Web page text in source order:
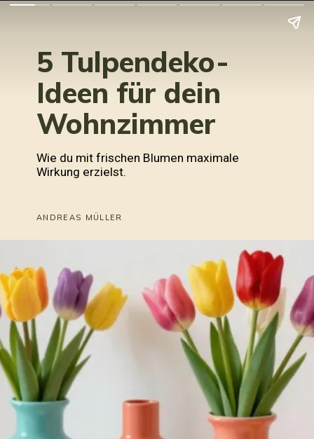
5 Tulpendeko-
Ideen für dein
Wohnzimmer
ANDREAS MÜLLER
Wie du mit frischen Blumen maximale
Wirkung erzielst.